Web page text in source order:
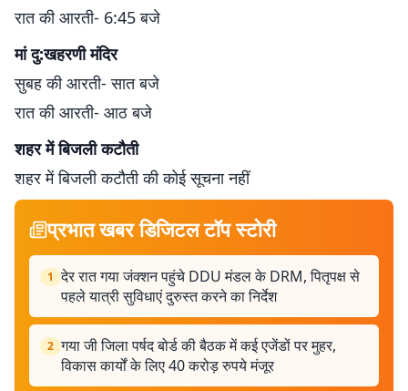
रात की आरती- 6:45 बजे
मां दु:खहरणी मंदिर
सुबह की आरती- सात बजे
रात की आरती- आठ बजे
शहर में बिजली कटौती
शहर में बिजली कटौती की कोई सूचना नहीं
प्रभात खबर डिजिटल टॉप स्टोरी
1 देर रात गया जंक्शन पहुंचे DDU मंडल के DRM, पितृपक्ष से
पहले यात्री सुविधाएं दुरुस्त करने का निर्देश
2 गया जी जिला पर्षद बोर्ड की बैठक में कई एजेंडों पर मुहर,
विकास कार्यों के लिए 40 करोड़ रुपये मंजूर